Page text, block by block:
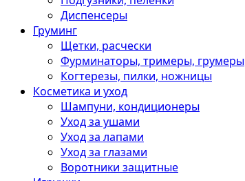
Диспенсеры
Груминг
Щетки, расчески
Фурминаторы, тримеры, грумеры
Когтерезы, пилки, ножницы
Косметика и уход
Шампуни, кондиционеры
Уход за ушами
Уход за лапами
Уход за глазами
Воротники защитные